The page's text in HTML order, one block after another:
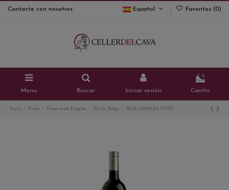
Contacte con nosotros Español Favoritos (0)
Menu Buscar Iniciar sesión
0
Carrito
Inicio Vinos Vinos resto España DO Ca. Rioja SELA CRIANZA TINTO